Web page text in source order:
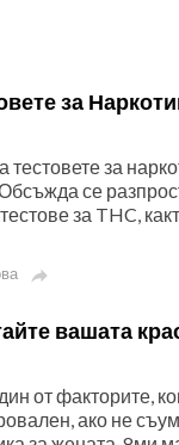
за
за
се
за THC,

вашата
от факторите,
ако не